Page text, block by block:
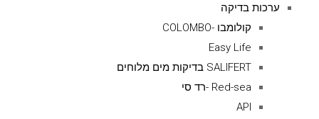
ערכות בדיקה
קולומבו -COLOMBO
Easy Life
SALIFERT בדיקות מים מלוחים
Red-sea -רד סי
API